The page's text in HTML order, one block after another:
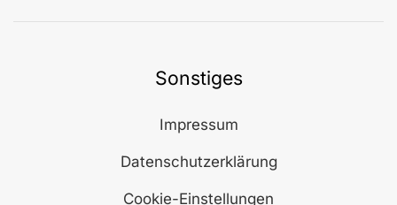
Sonstiges
Impressum
Datenschutzerklärung
Cookie-Einstellungen